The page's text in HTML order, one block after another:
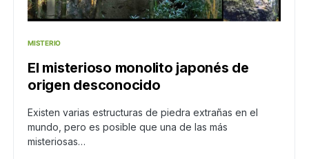
MISTERIO
El misterioso monolito japonés de
origen desconocido
Existen varias estructuras de piedra extrañas en el
mundo, pero es posible que una de las más
misteriosas…